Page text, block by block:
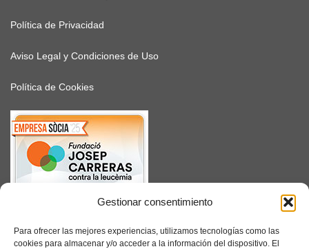
Gestionar consentimiento
Para ofrecer las mejores experiencias, utilizamos tecnologías como las
cookies para almacenar y/o acceder a la información del dispositivo. El
Política de Privacidad
Aviso Legal y Condiciones de Uso
Política de Cookies
SUSCRÍBETE